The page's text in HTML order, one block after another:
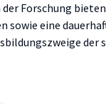
Forschung
sowie eine
der